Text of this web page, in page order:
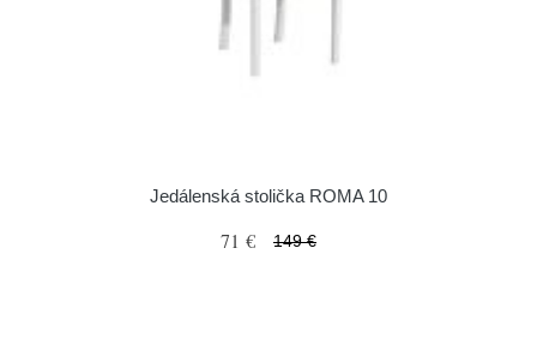
Jedálenská stolička ROMA 10
71 € 149 €